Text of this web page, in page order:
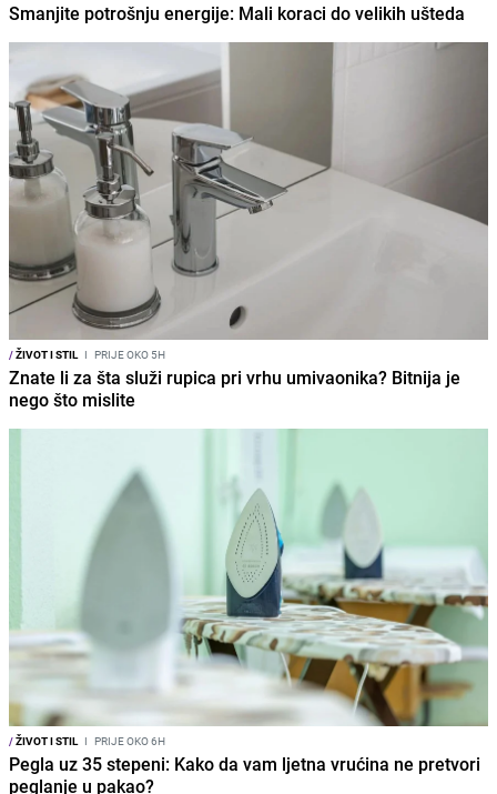
Smanjite potrošnju energije: Mali koraci do velikih ušteda
/ŽIVOT I STIL I PRIJE OKO 5H
Znate li za šta služi rupica pri vrhu umivaonika? Bitnija je
nego što mislite
/ŽIVOT I STIL I PRIJE OKO 6H
Pegla uz 35 stepeni: Kako da vam ljetna vrućina ne pretvori
peglanje u pakao?